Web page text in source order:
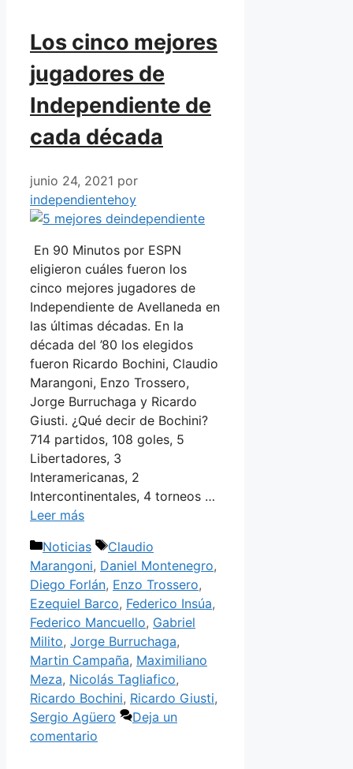
Los cinco mejores
jugadores de
Independiente de
cada década
junio 24, 2021 por
independientehoy
En 90 Minutos por ESPN
eligieron cuáles fueron los
cinco mejores jugadores de
Independiente de Avellaneda en
las últimas décadas. En la
década del ’80 los elegidos
fueron Ricardo Bochini, Claudio
Marangoni, Enzo Trossero,
Jorge Burruchaga y Ricardo
Giusti. ¿Qué decir de Bochini?
714 partidos, 108 goles, 5
Libertadores, 3
Interamericanas, 2
Intercontinentales, 4 torneos …
Leer más
Categorías
Noticias Etiquetas
Claudio
Marangoni, Daniel Montenegro,
Diego Forlán, Enzo Trossero,
Ezequiel Barco, Federico Insúa,
Federico Mancuello, Gabriel
Milito, Jorge Burruchaga,
Martin Campaña, Maximiliano
Meza, Nicolás Tagliafico,
Ricardo Bochini, Ricardo Giusti,
Sergio Agüero
Deja un
comentario